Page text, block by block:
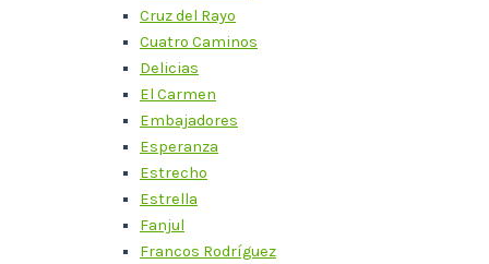
Cruz del Rayo
Cuatro Caminos
Delicias
El Carmen
Embajadores
Esperanza
Estrecho
Estrella
Fanjul
Francos Rodríguez